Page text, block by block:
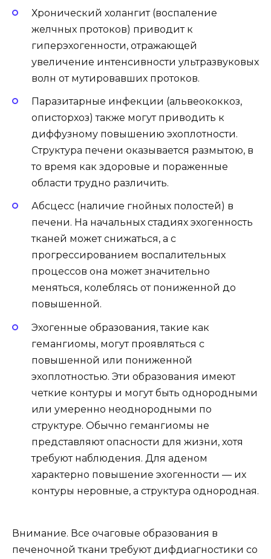
Хронический холангит (воспаление
желчных протоков) приводит к
гиперэхогенности, отражающей
увеличение интенсивности ультразвуковых
волн от мутировавших протоков.
Паразитарные инфекции (альвеококкоз,
описторхоз) также могут приводить к
диффузному повышению эхоплотности.
Структура печени оказывается размытою, в
то время как здоровые и пораженные
области трудно различить.
Абсцесс (наличие гнойных полостей) в
печени. На начальных стадиях эхогенность
тканей может снижаться, а с
прогрессированием воспалительных
процессов она может значительно
меняться, колеблясь от пониженной до
повышенной.
Эхогенные образования, такие как
гемангиомы, могут проявляться с
повышенной или пониженной
эхоплотностью. Эти образования имеют
четкие контуры и могут быть однородными
или умеренно неоднородными по
структуре. Обычно гемангиомы не
представляют опасности для жизни, хотя
требуют наблюдения. Для аденом
характерно повышение эхогенности — их
контуры неровные, а структура однородная.
Внимание. Все очаговые образования в
печеночной ткани требуют дифдиагностики со